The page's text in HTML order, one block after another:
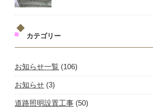
カテゴリー
お知らせ一覧 (106)
お知らせ (3)
道路照明設置工事 (50)